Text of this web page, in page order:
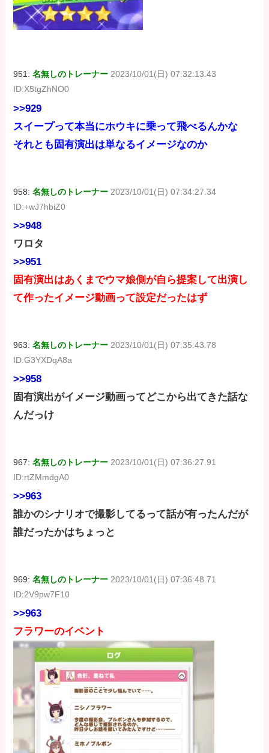
951:名無しのトレーナー 2023/10/01(日) 07:32:13.43
ID:X5tgZhNO0
>>929
スイープって本当にホウキに乗って飛べるんかな
それとも固有演出は単なるイメージなのか
958:名無しのトレーナー 2023/10/01(日) 07:34:27.34
ID:+wJ7hbiZ0
>>948
ワロタ
>>951
固有演出はあくまでウマ娘側が自ら提案して出演し
て作ったイメージ動画って設定だったはず
963:名無しのトレーナー 2023/10/01(日) 07:35:43.78
ID:G3YXDqA8a
>>958
固有演出がイメージ動画ってどこから出てきた話な
んだっけ
967:名無しのトレーナー 2023/10/01(日) 07:36:27.91
ID:rtZMmdgA0
>>963
誰かのシナリオで撮影してるって話が有ったんだが
誰だったかはちょっと
969:名無しのトレーナー 2023/10/01(日) 07:36:48.71
ID:2V9pw7F10
>>963
フラワーのイベント